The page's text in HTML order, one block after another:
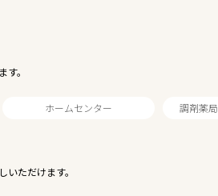
。
ホームセンター 調剤薬局
ただけます。